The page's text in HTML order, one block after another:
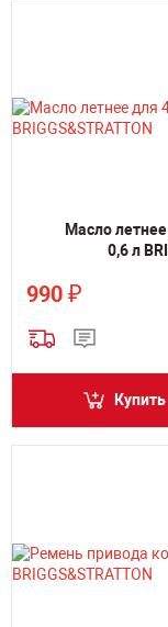
Масло
0,6 л
990 ₽
Купить